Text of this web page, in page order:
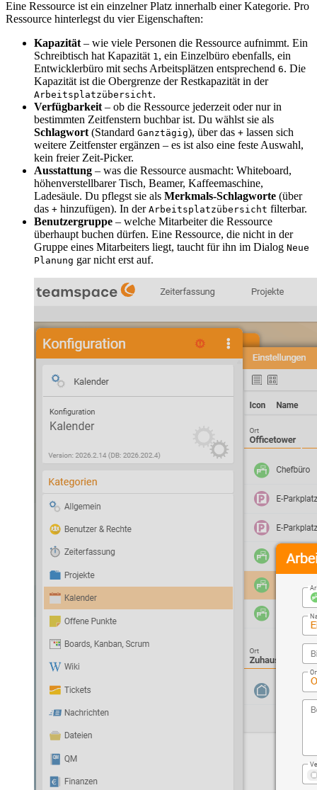
Eine Ressource ist ein einzelner Platz innerhalb einer Kategorie. Pro
Ressource hinterlegst du vier Eigenschaften:
Kapazität – wie viele Personen die Ressource aufnimmt. Ein
Schreibtisch hat Kapazität 1 , ein Einzelbüro ebenfalls, ein
Entwicklerbüro mit sechs Arbeitsplätzen entsprechend 6. Die
Kapazität ist die Obergrenze der Restkapazität in der
Arbeitsplatzübersicht.
Verfügbarkeit – ob die Ressource jederzeit oder nur in
bestimmten Zeitfenstern buchbar ist. Du wählst sie als
Schlagwort (Standard Ganztägig), über das + lassen sich
weitere Zeitfenster ergänzen – es ist also eine feste Auswahl,
kein freier Zeit-Picker.
Ausstattung – was die Ressource ausmacht: Whiteboard,
höhenverstellbarer Tisch, Beamer, Kaffeemaschine,
Ladesäule. Du pflegst sie als Merkmals-Schlagworte (über
das + hinzufügen). In der Arbeitsplatzübersicht filterbar.
Benutzergruppe – welche Mitarbeiter die Ressource
überhaupt buchen dürfen. Eine Ressource, die nicht in der
Gruppe eines Mitarbeiters liegt, taucht für ihn im Dialog Neue
Planung gar nicht erst auf.